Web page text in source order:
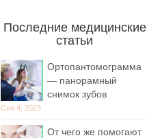
Последние медицинские
статьи
Ортопантомограмма
— панорамный
снимок зубов
Сен 4, 2023
От чего же помогают